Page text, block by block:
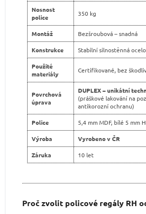
Nosnost
police
350 kg
Montáž Bezšroubová – snadná
Konstrukce Stabilní silnostěnná
Použité
materiály
Certifikované, bez
Povrchová
úprava
DUPLEX – unikátní
(práškové lakování na
antikorozní ochranu)
Police 5,4 mm MDF, bílé 5 mm
Výroba Vyrobeno v ČR
Záruka 10 let
Proč zvolit policové regály RH